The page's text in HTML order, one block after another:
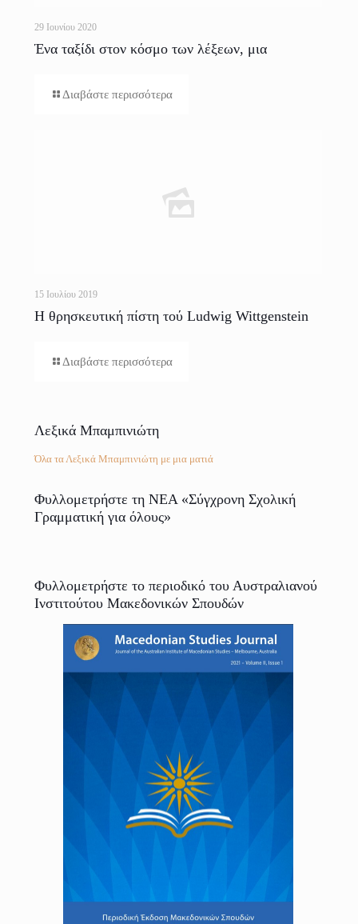
29 Ιουνίου 2020
Ένα ταξίδι στον κόσμο των λέξεων, μια
Διαβάστε περισσότερα
15 Ιουλίου 2019
Η θρησκευτική πίστη τού Ludwig Wittgenstein
Διαβάστε περισσότερα
Λεξικά Μπαμπινιώτη
Όλα τα Λεξικά Μπαμπινιώτη με μια ματιά
Φυλλομετρήστε τη ΝΕΑ «Σύγχρονη Σχολική
Γραμματική για όλους»
Φυλλομετρήστε το περιοδικό του Αυστραλιανού
Ινστιτούτου Μακεδονικών Σπουδών